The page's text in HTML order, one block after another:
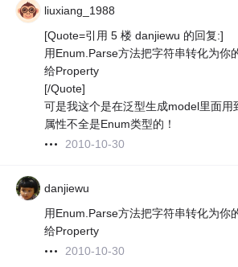
liuxiang_1988
[Quote=引用 5 楼 danjiewu 的回复:]
用Enum.Parse方法把字符串转化为你
给Property
[/Quote]
可是我这个是在泛型生成model里面用
属性不全是Enum类型的！
2010-10-30
danjiewu
用Enum.Parse方法把字符串转化为你
给Property
2010-10-30